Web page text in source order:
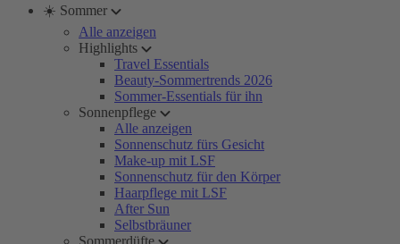
☀️ Sommer
Alle anzeigen
Highlights
Travel Essentials
Beauty-Sommertrends 2026
Sommer-Essentials für ihn
Sonnenpflege
Alle anzeigen
Sonnenschutz fürs Gesicht
Make-up mit LSF
Sonnenschutz für den Körper
Haarpflege mit LSF
After Sun
Selbstbräuner
Sommerdüfte